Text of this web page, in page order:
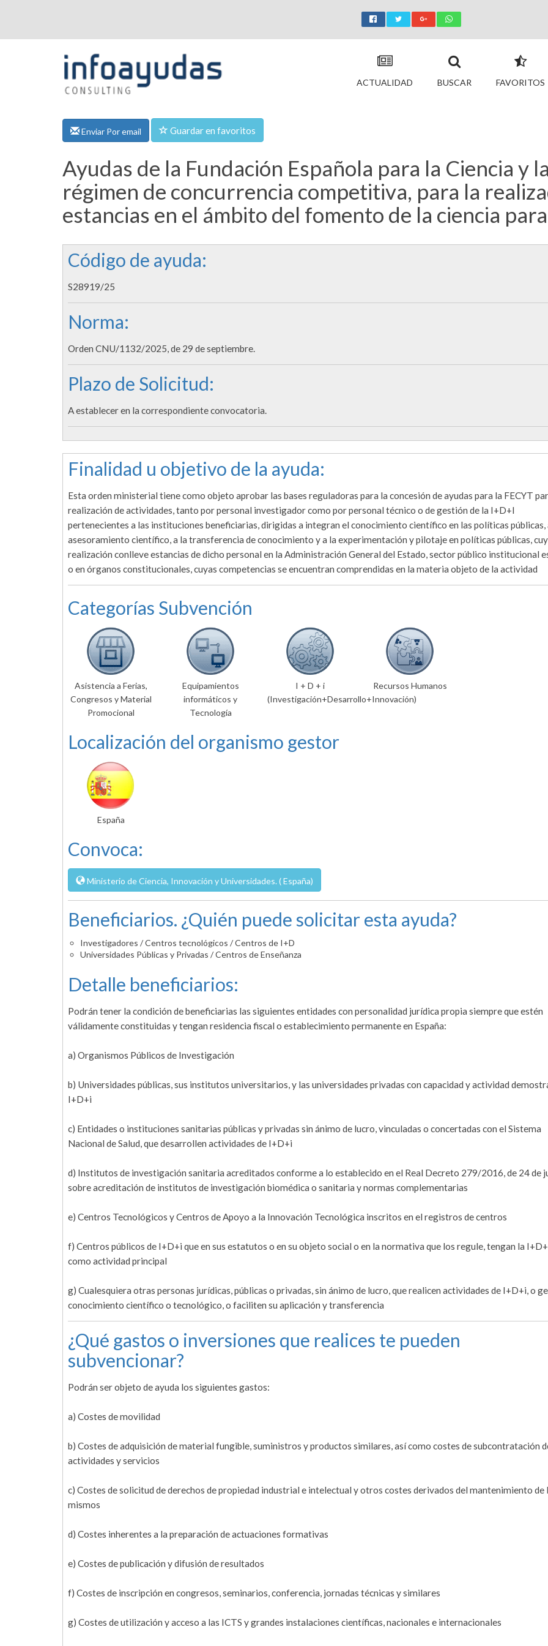
ACTUALIDAD BUSCAR FAVORITOS
Enviar Por email Guardar en favoritos
Ayudas de la Fundación Española para la Ciencia y
régimen de concurrencia competitiva, para la
estancias en el ámbito del fomento de la ciencia
Código de ayuda:
S28919/25
Norma:
Orden CNU/1132/2025, de 29 de septiembre.
Plazo de Solicitud:
A establecer en la correspondiente convocatoria.
Finalidad u objetivo de la ayuda:
Esta orden ministerial tiene como objeto aprobar las bases reguladoras para la concesión de ayudas para la FECYT
realización de actividades, tanto por personal investigador como por personal técnico o de gestión de la I+D+I
pertenecientes a las instituciones beneficiarias, dirigidas a integran el conocimiento científico en las políticas públicas,
asesoramiento científico, a la transferencia de conocimiento y a la experimentación y pilotaje en políticas públicas,
realización conlleve estancias de dicho personal en la Administración General del Estado, sector público institucional
o en órganos constitucionales, cuyas competencias se encuentran comprendidas en la materia objeto de la actividad
Categorías Subvención
Asistencia a Ferias,
Congresos y Material
Promocional
Equipamientos
informáticos y
Tecnología
I + D + i
(Investigación+Desarrollo+Innovación)
Recursos Humanos
Localización del organismo gestor
España
Convoca:
Ministerio de Ciencia, Innovación y Universidades. ( España)
Beneficiarios. ¿Quién puede solicitar esta ayuda?
Investigadores / Centros tecnológicos / Centros de I+D
Universidades Públicas y Privadas / Centros de Enseñanza
Detalle beneficiarios:
Podrán tener la condición de beneficiarias las siguientes entidades con personalidad jurídica propia siempre que estén
válidamente constituidas y tengan residencia fiscal o establecimiento permanente en España:
a) Organismos Públicos de Investigación
b) Universidades públicas, sus institutos universitarios, y las universidades privadas con capacidad y actividad
I+D+i
c) Entidades o instituciones sanitarias públicas y privadas sin ánimo de lucro, vinculadas o concertadas con el Sistema
Nacional de Salud, que desarrollen actividades de I+D+i
d) Institutos de investigación sanitaria acreditados conforme a lo establecido en el Real Decreto 279/2016, de 24 de
sobre acreditación de institutos de investigación biomédica o sanitaria y normas complementarias
e) Centros Tecnológicos y Centros de Apoyo a la Innovación Tecnológica inscritos en el registros de centros
f) Centros públicos de I+D+i que en sus estatutos o en su objeto social o en la normativa que los regule, tengan la
como actividad principal
g) Cualesquiera otras personas jurídicas, públicas o privadas, sin ánimo de lucro, que realicen actividades de I+D+i, o
conocimiento científico o tecnológico, o faciliten su aplicación y transferencia
¿Qué gastos o inversiones que realices te pueden
subvencionar?
Podrán ser objeto de ayuda los siguientes gastos:
a) Costes de movilidad
b) Costes de adquisición de material fungible, suministros y productos similares, así como costes de subcontratación
actividades y servicios
c) Costes de solicitud de derechos de propiedad industrial e intelectual y otros costes derivados del mantenimiento de
mismos
d) Costes inherentes a la preparación de actuaciones formativas
e) Costes de publicación y difusión de resultados
f) Costes de inscripción en congresos, seminarios, conferencia, jornadas técnicas y similares
g) Costes de utilización y acceso a las ICTS y grandes instalaciones científicas, nacionales e internacionales